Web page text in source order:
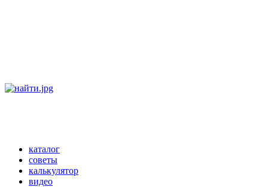
каталог
советы
калькулятор
видео